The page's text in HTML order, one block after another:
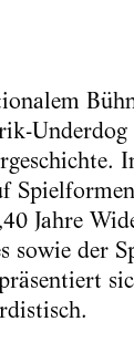
Underdog
Jahre
sowie der